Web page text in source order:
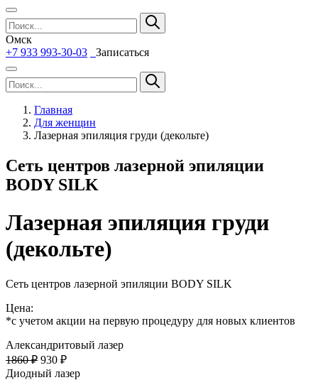
Омск
+7 933 993-30-03
Записаться
Главная
Для женщин
Лазерная эпиляция груди (декольте)
Сеть центров лазерной эпиляции
BODY SILK
Лазерная эпиляция груди
(декольте)
Сеть центров лазерной эпиляции BODY SILK
Цена:
*с учетом акции на первую процедуру для новых клиентов
Александритовый лазер
1860 ₽ 930 ₽
Диодный лазер